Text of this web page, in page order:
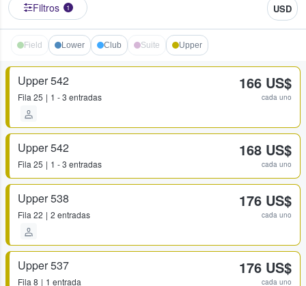
Filtros 1 USD
Field Lower Club Suite Upper
Upper 542
Fila 25 1 - 3 entradas
166 US$
cada uno
Upper 542
Fila 25 1 - 3 entradas
168 US$
cada uno
Upper 538
Fila 22 2 entradas
176 US$
cada uno
Upper 537
Fila 8 1 entrada
176 US$
cada uno